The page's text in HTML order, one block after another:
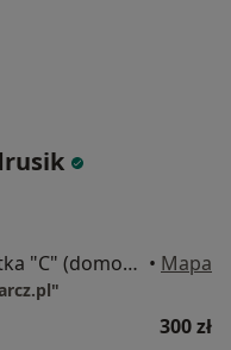
al.Sikorskiego 9B, lok.U5 klatka "C" (domofon 9305 i klawisz dzwonka), Warszawa • Mapa
300 zł